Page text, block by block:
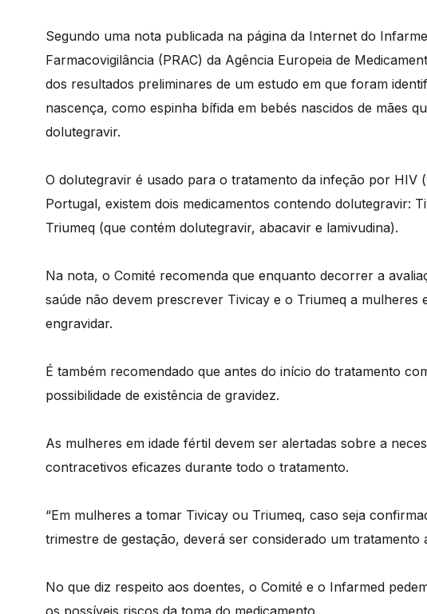
Segundo uma nota publicada na página da Internet do
Farmacovigilância (PRAC) da Agência Europeia de
dos resultados preliminares de um estudo em que foram
nascença, como espinha bífida em bebés nascidos de mães
dolutegravir.
O dolutegravir é usado para o tratamento da infeção por HIV
Portugal, existem dois medicamentos contendo dolutegravir:
Triumeq (que contém dolutegravir, abacavir e lamivudina).
Na nota, o Comité recomenda que enquanto decorrer a
saúde não devem prescrever Tivicay e o Triumeq a mulheres
engravidar.
É também recomendado que antes do início do tratamento
possibilidade de existência de gravidez.
As mulheres em idade fértil devem ser alertadas sobre a
contracetivos eficazes durante todo o tratamento.
“Em mulheres a tomar Tivicay ou Triumeq, caso seja
trimestre de gestação, deverá ser considerado um tratamento
No que diz respeito aos doentes, o Comité e o Infarmed
os possíveis riscos da toma do medicamento.